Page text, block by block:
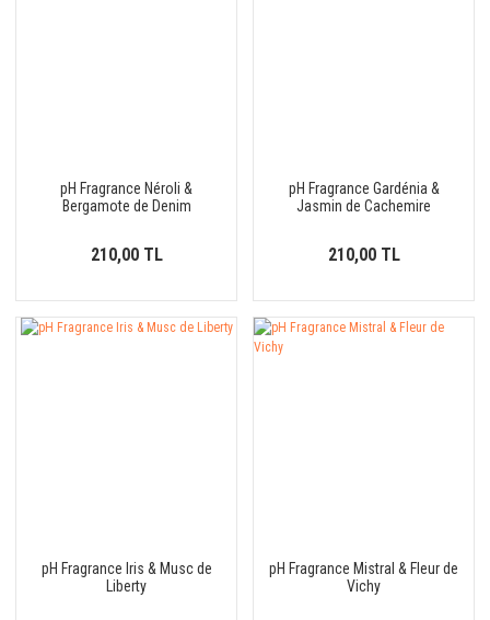
pH Fragrance Néroli &
Bergamote de Denim
210,00 TL
pH Fragrance Gardénia &
Jasmin de Cachemire
210,00 TL
pH Fragrance Iris & Musc de
Liberty
pH Fragrance Mistral & Fleur de
Vichy